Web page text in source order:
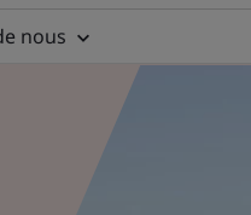
nous